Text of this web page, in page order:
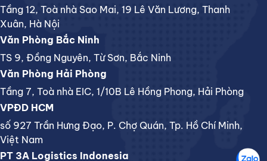
Tầng 12, Toà nhà Sao Mai, 19 Lê Văn Lương, Thanh
Xuân, Hà Nội
Văn Phòng Bắc Ninh
TS 9, Đồng Nguyên, Từ Sơn, Bắc Ninh
Văn Phòng Hải Phòng
Tầng 7, Toà nhà EIC, 1/10B Lê Hồng Phong, Hải Phòng
VPĐD HCM
số 927 Trần Hưng Đạo, P. Chợ Quán, Tp. Hồ Chí Minh,
Việt Nam
PT 3A Logistics Indonesia